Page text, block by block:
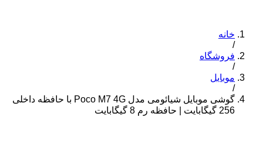
خانه
/
فروشگاه
/
موبایل
/
گوشی موبایل شیائومی مدل Poco M7 4G با حافظه داخلی
256 گیگابایت | حافظه رم 8 گیگابایت